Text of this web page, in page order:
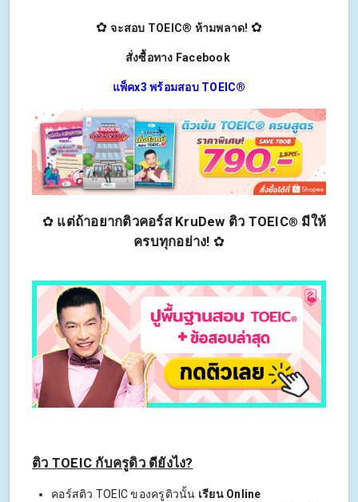
✿จะสอบ TOEIC® ห้ามพลาด! ✿
สั่งซื้อทาง Facebook
แพ็คx3 พร้อมสอบ TOEIC®
✿ แต่ถ้าอยากติวคอร์ส KruDew ติว TOEIC® มีให้
ครบทุกอย่าง! ✿
ติว TOEIC กับครูดิว ดียังไง?
คอร์สติว TOEIC ของครูดิวนั้น เรียน Online